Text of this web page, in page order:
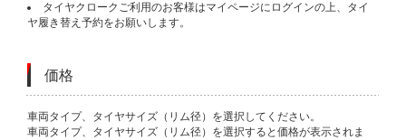
タイヤクロークご利用のお客様はマイページにログインの上、タイ
ヤ履き替え予約をお願いします。
価格
VARIATIONS
車両タイプ、タイヤサイズ（リム径）を選択してください。
車両タイプ、タイヤサイズ（リム径）を選択すると価格が表示されま